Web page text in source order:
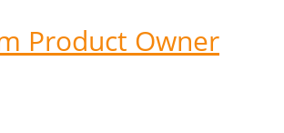
Product Owner